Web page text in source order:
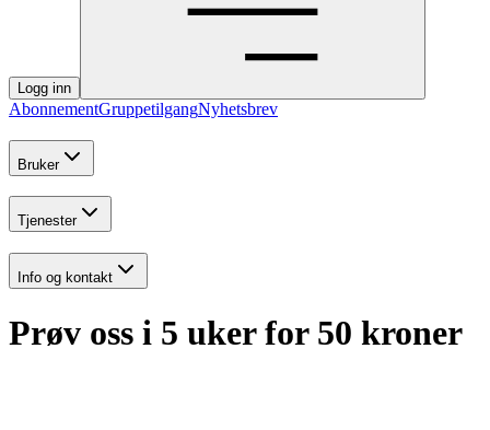
Logg inn
AbonnementGruppetilgangNyhetsbrev
Bruker
Tjenester
Info og kontakt
Prøv oss i 5 uker for 50 kroner